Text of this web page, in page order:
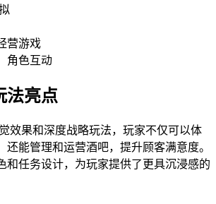
营游戏
角色互动
法亮点
效果和深度战略玩法，玩家不仅可以体
还能管理和运营酒吧，提升顾客满意度。
和任务设计，为玩家提供了更具沉浸感的